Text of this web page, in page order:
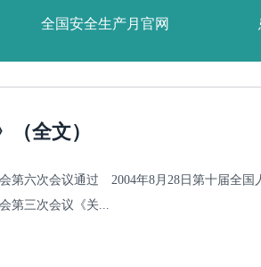
全国安全生产月官网
（全文）
会第六次会议通过 2004年8月28日第十届全
第三次会议《关...